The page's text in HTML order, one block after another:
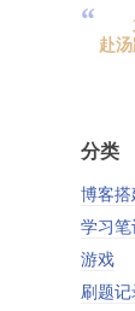
“
赴汤
分类
博客搭
学习
游戏
刷题